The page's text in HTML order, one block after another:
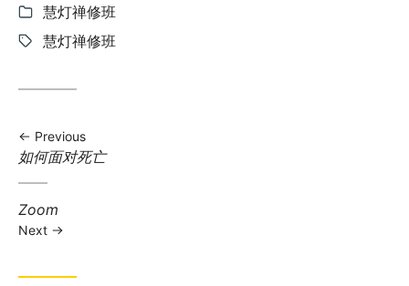
Categories:
慧灯禅修班
Tags:
慧灯禅修班
Previous
Previous
如何面对死亡
Next
post:
Zoom
Next